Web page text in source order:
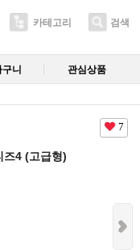
카테고리 검색
니 관심상품
7
즈4 (고급형)